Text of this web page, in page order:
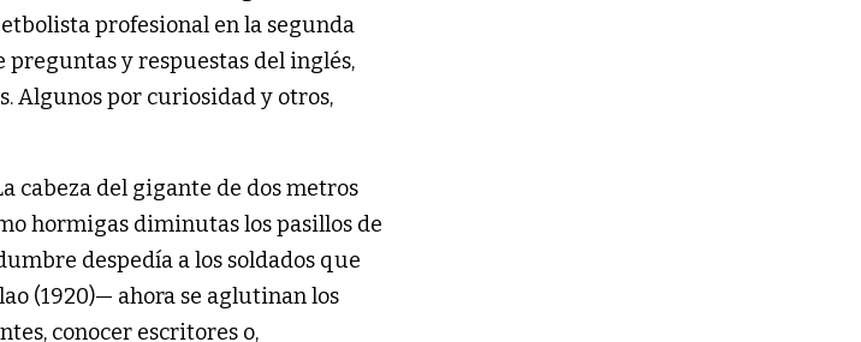
profesional en la segunda
preguntas y respuestas del inglés,
Algunos por curiosidad y otros,
cabeza del gigante de dos metros
hormigas diminutas los pasillos de
despedía a los soldados que
(1920)— ahora se aglutinan los
conocer escritores o,